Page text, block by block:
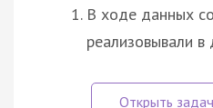
В ходе данных
реализовывали